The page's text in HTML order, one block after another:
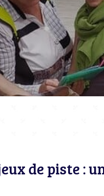
de piste :